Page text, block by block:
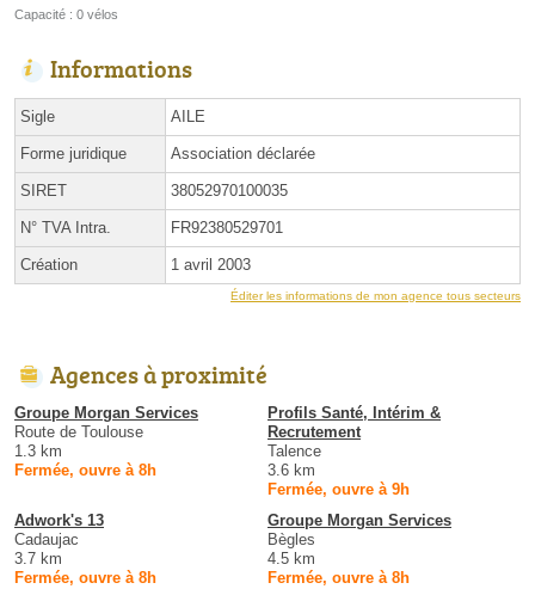
Capacité : 0 vélos
Informations
Sigle AILE
Forme juridique Association déclarée
SIRET 38052970100035
N° TVA Intra. FR92380529701
Création 1 avril 2003
Éditer les informations de mon agence tous secteurs
Agences à proximité
Groupe Morgan Services
Route de Toulouse
1.3 km
Fermée, ouvre à 8h
Profils Santé, Intérim &
Recrutement
Talence
3.6 km
Fermée, ouvre à 9h
Adwork's 13
Cadaujac
3.7 km
Fermée, ouvre à 8h
Groupe Morgan Services
Bègles
4.5 km
Fermée, ouvre à 8h